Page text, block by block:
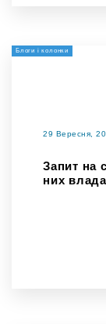
Блоги і колонки
29 Вересня,
Запит на
них